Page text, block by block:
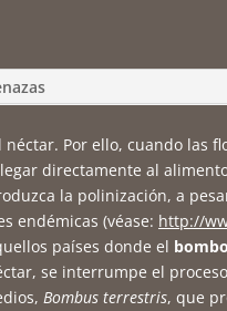
Por ello, cuando las
directamente al
la polinización, a
endémicas (véase: http://
países donde el
se interrumpe el
Bombus terrestris, que